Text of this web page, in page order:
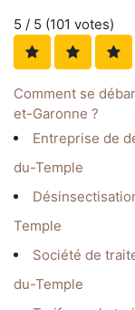
5 / 5 (101 votes)
Comment se
et-Garonne ?
Entreprise de
du-Temple
Temple
Société de
du-Temple